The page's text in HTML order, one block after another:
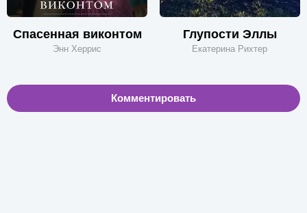
Спасенная виконтом
Энн Херрис
Глупости Эллы
Екатерина Рихтер
Комментировать